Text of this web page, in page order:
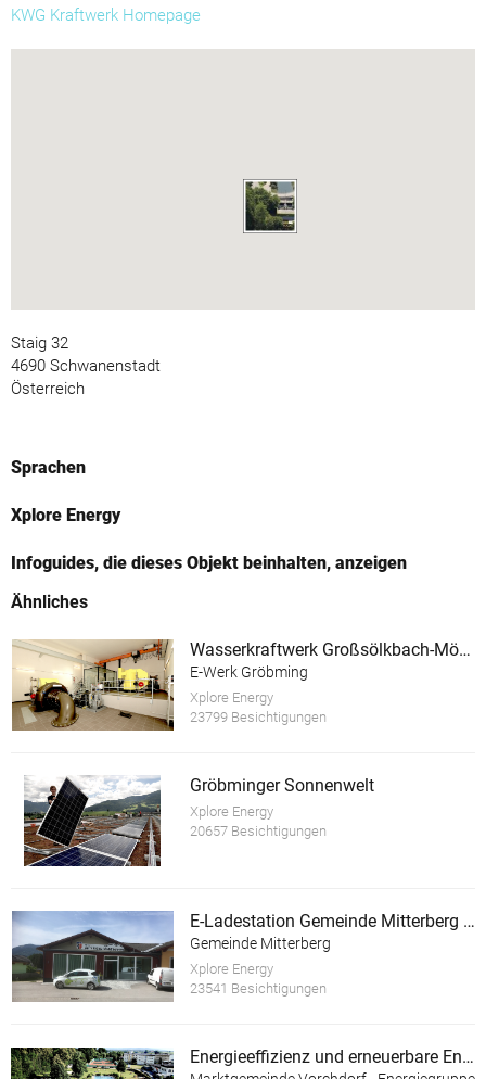
KWG Kraftwerk Homepage
Staig 32
4690 Schwanenstadt
Österreich
Sprachen
Xplore Energy
Infoguides, die dieses Objekt beinhalten, anzeigen
Ähnliches
Wasserkraftwerk Großsölkbach-Mössna mit E-Ladestation
E-Werk Gröbming
Xplore Energy
23799 Besichtigungen
Gröbminger Sonnenwelt
Xplore Energy
20657 Besichtigungen
E-Ladestation Gemeinde Mitterberg St.Martin
Gemeinde Mitterberg
Xplore Energy
23541 Besichtigungen
Energieeffizienz und erneuerbare Energie im Almtalbad Vorchdorf